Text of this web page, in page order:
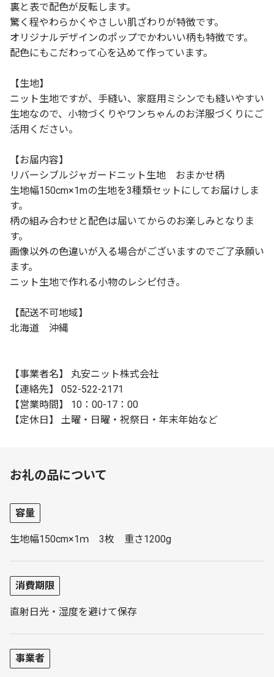
裏と表で配色が反転します。
驚く程やわらかくやさしい肌ざわりが特徴です。
オリジナルデザインのポップでかわいい柄も特徴です。
配色にもこだわって心を込めて作っています。
【生地】
ニット生地ですが、手縫い、家庭用ミシンでも縫いやすい
生地なので、小物づくりやワンちゃんのお洋服づくりにご
活用ください。
【お届内容】
リバーシブルジャガードニット生地 おまかせ柄
生地幅150cm×1mの生地を3種類セットにしてお届けしま
す。
柄の組み合わせと配色は届いてからのお楽しみとなりま
す。
画像以外の色違いが入る場合がございますのでご了承願い
ます。
ニット生地で作れる小物のレシピ付き。
【配送不可地域】
北海道 沖縄
【事業者名】 丸安ニット株式会社
【連絡先】 052-522-2171
【営業時間】 10：00-17：00
【定休日】 土曜・日曜・祝祭日・年末年始など
お礼の品について
容量
生地幅150cm×1ｍ 3枚 重さ1200g
消費期限
直射日光・湿度を避けて保存
事業者